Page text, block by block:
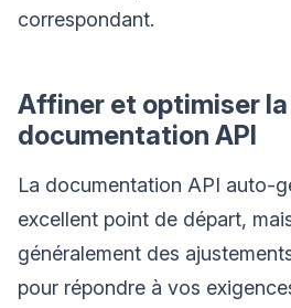
correspondant.
Affiner et optimiser la
documentation API
La documentation API auto-
excellent point de départ,
généralement des
pour répondre à vos